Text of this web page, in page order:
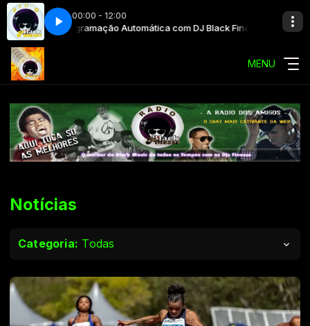
00:00 - 12:00
Programação Automática com DJ Black Finesse
MENU
Notícias
Categoria: Todas